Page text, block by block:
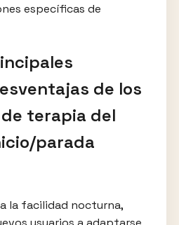
específicas de
de los
terapia del
parada
la facilidad nocturna,